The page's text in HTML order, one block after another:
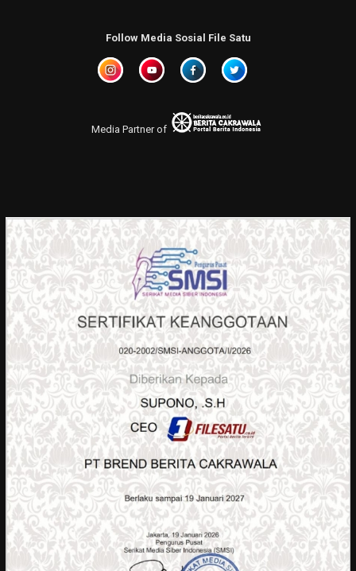
Follow Media Sosial File Satu
Media Partner of